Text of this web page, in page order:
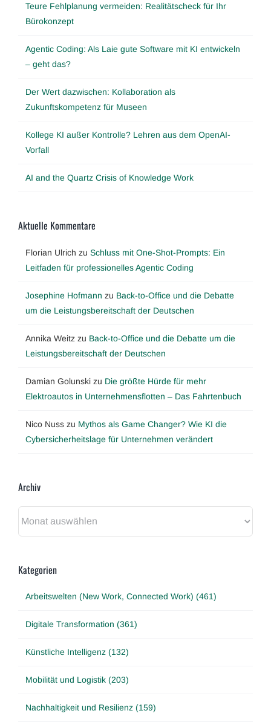
Teure Fehlplanung vermeiden: Realitätscheck für Ihr
Bürokonzept
Agentic Coding: Als Laie gute Software mit KI entwickeln
– geht das?
Der Wert dazwischen: Kollaboration als
Zukunftskompetenz für Museen
Kollege KI außer Kontrolle? Lehren aus dem OpenAI-
Vorfall
AI and the Quartz Crisis of Knowledge Work
Aktuelle Kommentare
Florian Ulrich zu Schluss mit One-Shot-Prompts: Ein
Leitfaden für professionelles Agentic Coding
Josephine Hofmann zu Back-to-Office und die Debatte
um die Leistungsbereitschaft der Deutschen
Annika Weitz zu Back-to-Office und die Debatte um die
Leistungsbereitschaft der Deutschen
Damian Golunski zu Die größte Hürde für mehr
Elektroautos in Unternehmensflotten – Das Fahrtenbuch
Nico Nuss zu Mythos als Game Changer? Wie KI die
Cybersicherheitslage für Unternehmen verändert
Archiv
Kategorien
Arbeitswelten (New Work, Connected Work) (461)
Digitale Transformation (361)
Künstliche Intelligenz (132)
Mobilität und Logistik (203)
Nachhaltigkeit und Resilienz (159)